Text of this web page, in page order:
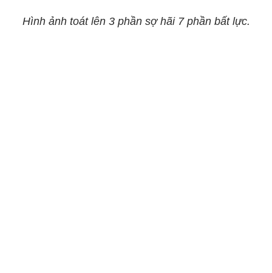
Hình ảnh toát lên 3 phần sợ hãi 7 phần bất lực.